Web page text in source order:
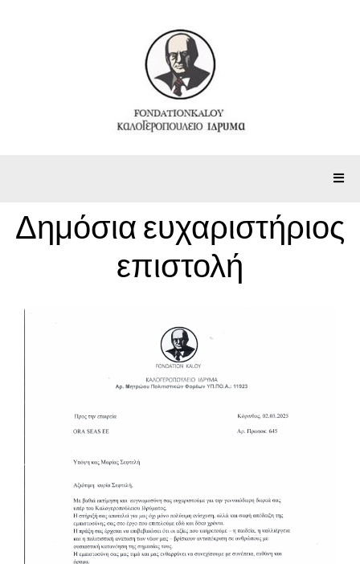
Δημόσια ευχαριστήριος
επιστολή